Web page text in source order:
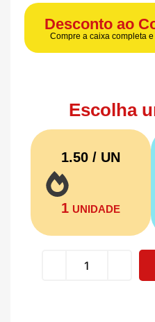
Desconto ao
Compre a caixa completa
Escolha
1.50 / UN
1 UNIDADE